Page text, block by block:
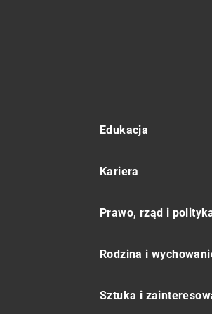
Edukacja
Kariera
Prawo, rząd i
Rodzina i
Sztuka i